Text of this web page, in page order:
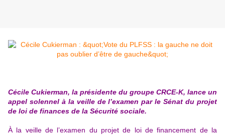
Cécile Cukierman, la présidente du groupe CRCE-K, lance un
appel solennel à la veille de l’examen par le Sénat du projet
de loi de finances de la Sécurité sociale.
À la veille de l’examen du projet de loi de financement de la